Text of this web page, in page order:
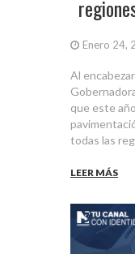
Enero 24,
Al
que este
todas las
LEER MÁS